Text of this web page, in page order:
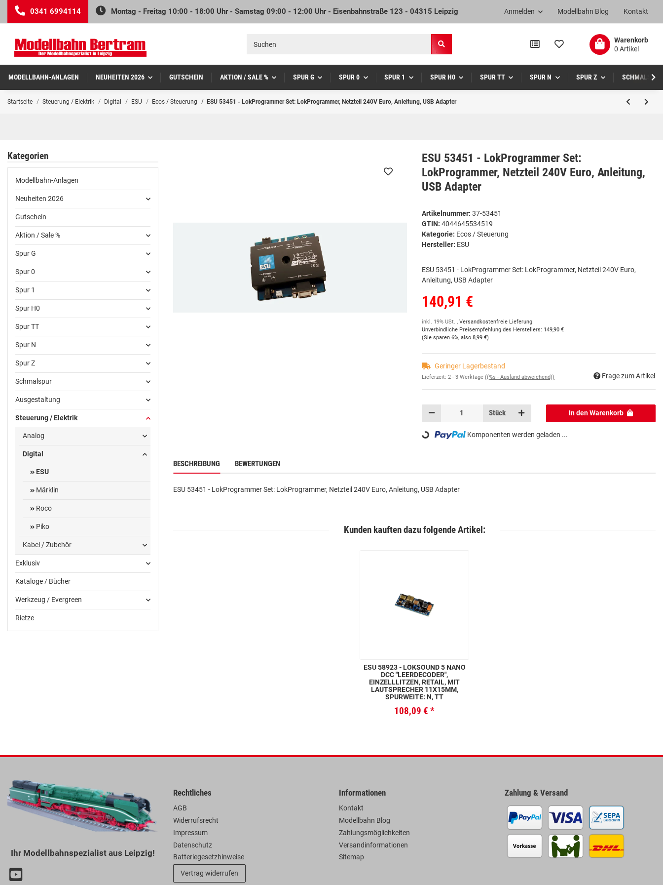
0341 6994114 Montag - Freitag 10:00 - 18:00 Uhr - Samstag 09:00 - 12:00 Uhr - Eisenbahnstraße 123 - 04315 Leipzig Kontakt
Modellbahn Blog
Anmelden
Warenkorb
0 Artikel
MODELLBAHN-ANLAGEN NEUHEITEN 2026 GUTSCHEIN AKTION / SALE % SPUR G SPUR 0 SPUR 1 SPUR H0 SPUR TT SPUR N SPUR Z SCHMALSPUR
Startseite Steuerung / Elektrik Digital ESU Ecos / Steuerung ESU 53451 - LokProgrammer Set: LokProgrammer, Netzteil 240V Euro, Anleitung, USB Adapter
ESU 53451 - LokProgrammer Set:
LokProgrammer, Netzteil 240V Euro, Anleitung,
USB Adapter
Artikelnummer: 37-53451
GTIN: 4044645534519
Kategorie: Ecos / Steuerung
Hersteller: ESU
ESU 53451 - LokProgrammer Set: LokProgrammer, Netzteil 240V Euro,
Anleitung, USB Adapter
140,91 €
inkl. 19% USt. , Versandkostenfreie Lieferung
Unverbindliche Preisempfehlung des Herstellers: 149,90 €
(Sie sparen 6%, also 8,99 €)
Geringer Lagerbestand
Lieferzeit: 2 - 3 Werktage ((%s - Ausland abweichend)) Frage zum Artikel
Stück In den Warenkorb
Loading... Komponenten werden geladen ...
BESCHREIBUNG BEWERTUNGEN
ESU 53451 - LokProgrammer Set: LokProgrammer, Netzteil 240V Euro, Anleitung, USB Adapter
Kunden kauften dazu folgende Artikel:
ESU 58923 - LOKSOUND 5 NANO
DCC "LEERDECODER",
EINZELLLITZEN, RETAIL, MIT
LAUTSPRECHER 11X15MM,
SPURWEITE: N, TT
108,09 € *
Kategorien
Modellbahn-Anlagen
Neuheiten 2026
Gutschein
Aktion / Sale %
Spur G
Spur 0
Spur 1
Spur H0
Spur TT
Spur N
Spur Z
Schmalspur
Ausgestaltung
Steuerung / Elektrik
Analog
Digital
ESU
Märklin
Roco
Piko
Kabel / Zubehör
Exklusiv
Kataloge / Bücher
Werkzeug / Evergreen
Rietze
Ihr Modellbahnspezialist aus Leipzig!
Rechtliches
AGB
Widerrufsrecht
Impressum
Datenschutz
Batteriegesetzhinweise
Vertrag widerrufen
Informationen
Kontakt
Modellbahn Blog
Zahlungsmöglichkeiten
Versandinformationen
Sitemap
Zahlung & Versand